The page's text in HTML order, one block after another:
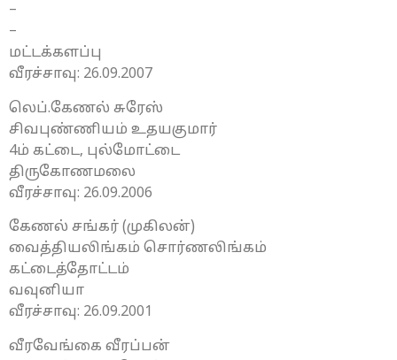
–
–
மட்டக்களப்பு
வீரச்சாவு: 26.09.2007
லெப்.கேணல் சுரேஸ்
சிவபுண்ணியம் உதயகுமார்
4ம் கட்டை, புல்மோட்டை
திருகோணமலை
வீரச்சாவு: 26.09.2006
கேணல் சங்கர் (முகிலன்)
வைத்தியலிங்கம் சொர்ணலிங்கம்
கட்டைத்தோட்டம்
வவுனியா
வீரச்சாவு: 26.09.2001
வீரவேங்கை வீரப்பன்